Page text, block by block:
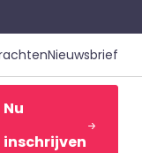
Nieuwsbrief
Nu
inschrijven